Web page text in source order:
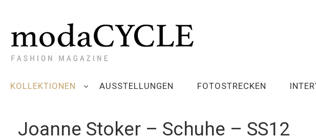
KOLLEKTIONEN AUSSTELLUNGEN FOTOSTRECKEN
Joanne Stoker – Schuhe – SS12